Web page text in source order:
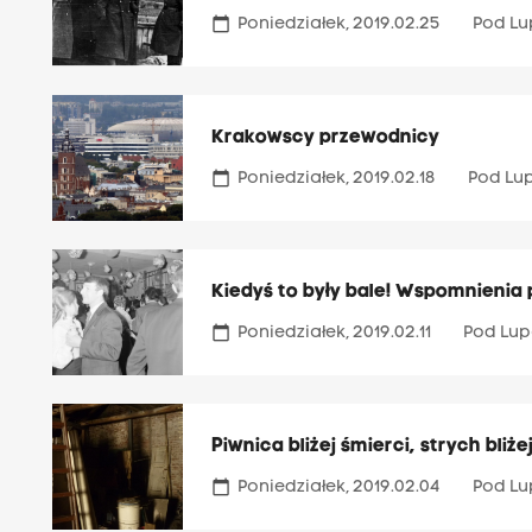
calendar_today Poniedziałek, 2019.02.25 Pod
Krakowscy przewodnicy
calendar_today Poniedziałek, 2019.02.18 Pod
Kiedyś to były bale!
calendar_today Poniedziałek, 2019.02.11 Pod
Piwnica bliżej śmierci, strych
calendar_today Poniedziałek, 2019.02.04 Pod